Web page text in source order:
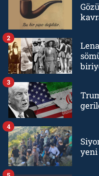
2
3
yeni
4